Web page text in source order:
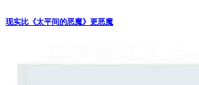
现实比《太平间的恶魔》更恶魔